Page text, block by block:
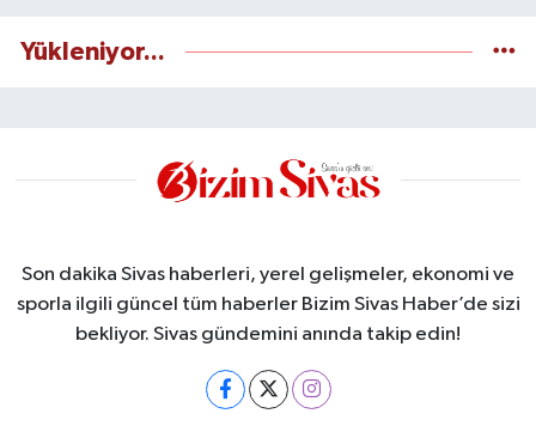
Yükleniyor...
Son dakika Sivas haberleri, yerel gelişmeler, ekonomi ve
sporla ilgili güncel tüm haberler Bizim Sivas Haber’de sizi
bekliyor. Sivas gündemini anında takip edin!